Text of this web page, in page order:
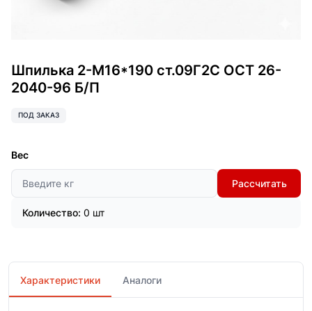
Шпилька 2-М16*190 ст.09Г2С ОСТ 26-
2040-96 Б/П
ПОД ЗАКАЗ
Вес
Рассчитать
Количество: 0 шт
Характеристики Аналоги